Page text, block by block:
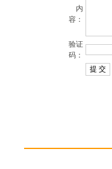
内
容：
验证
码：